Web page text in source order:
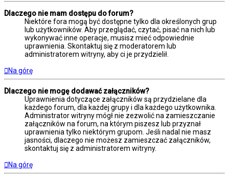
Dlaczego nie mam dostępu do forum?
Niektóre fora mogą być dostępne tylko dla określonych grup
lub użytkowników. Aby przeglądać, czytać, pisać na nich lub
wykonywać inne operacje, musisz mieć odpowiednie
uprawnienia. Skontaktuj się z moderatorem lub
administratorem witryny, aby ci je przydzielił.
Na górę
Dlaczego nie mogę dodawać załączników?
Uprawnienia dotyczące załączników są przydzielane dla
każdego forum, dla każdej grupy i dla każdego użytkownika.
Administrator witryny mógł nie zezwolić na zamieszczanie
załączników na forum, na którym piszesz lub przyznał
uprawnienia tylko niektórym grupom. Jeśli nadal nie masz
jasności, dlaczego nie możesz zamieszczać załączników,
skontaktuj się z administratorem witryny.
Na górę